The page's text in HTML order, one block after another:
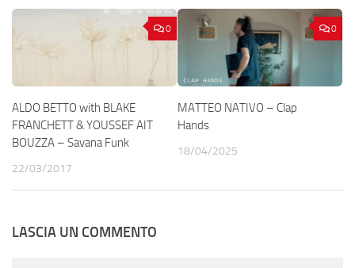
0
ALDO BETTO with BLAKE
FRANCHETT & YOUSSEF AIT
BOUZZA – Savana Funk
22/03/2017
0
MATTEO NATIVO – Clap
Hands
18/04/2025
LASCIA UN COMMENTO